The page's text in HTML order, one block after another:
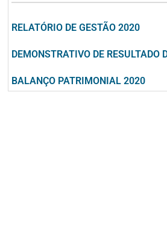
RELATÓRIO DE GESTÃO 2020
DEMONSTRATIVO DE RESULTADO
BALANÇO PATRIMONIAL 2020